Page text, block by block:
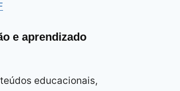
e aprendizado
educacionais,